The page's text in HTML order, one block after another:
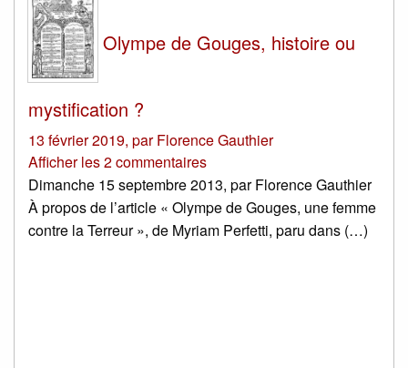
Olympe de Gouges, histoire ou
mystification ?
13 février 2019, parFlorence Gauthier
Afficher les 2 commentaires
Dimanche 15 septembre 2013, par Florence Gauthier
À propos de l’article « Olympe de Gouges, une femme
contre la Terreur », de Myriam Perfetti, paru dans (…)